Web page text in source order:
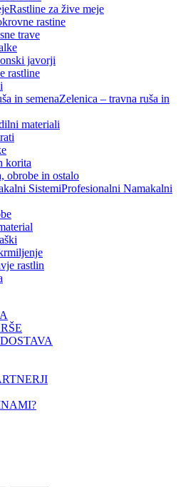
Rastline za žive meje
rastine
trave
javorji
rastline
Zelenica – travna ruša in
materiali
korita
obrobe in ostalo
Profesionalni Namakalni
rastlin